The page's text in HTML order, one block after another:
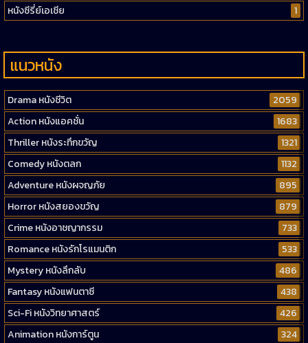
หนังซีรี่ย์เอเชีย
1
แนวหนัง
Drama หนังชีวิต
2059
Action หนังแอคชั่น
1683
Thriller หนังระทึกขวัญ
1321
Comedy หนังตลก
1132
Adventure หนังผจญภัย
895
Horror หนังสยองขวัญ
879
Crime หนังอาชญากรรม
733
Romance หนังรักโรแมนติก
533
Mystery หนังลึกลับ
486
Fantasy หนังแฟนตาซี
438
Sci-Fi หนังวิทยาศาสตร์
426
Animation หนังการ์ตูน
324